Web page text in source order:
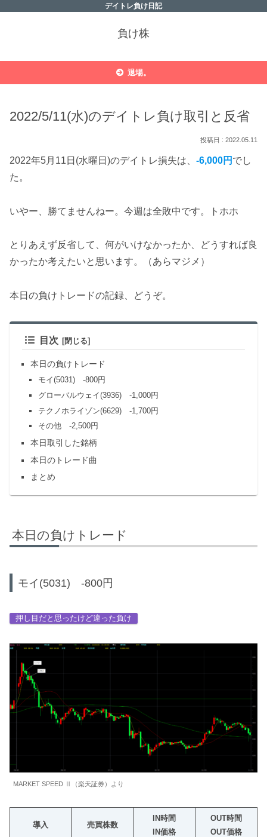
デイトレ負け日記
負け株
退場。
2022/5/11(水)のデイトレ負け取引と反省
2022.05.11
2022年5月11日(水曜日)のデイトレ損失は、 -6,000円 でし
た。
いやー、勝てませんねー。今週は全敗中です。トホホ
とりあえず反省して、何がいけなかったか、どうすれば良
かったか考えたいと思います。（あらマジメ）
本日の負けトレードの記録、どうぞ。
目次
本日の負けトレード
モイ(5031) -800円
グローバルウェイ(3936) -1,000円
テクノホライゾン(6629) -1,700円
その他 -2,500円
本日取引した銘柄
本日のトレード曲
まとめ
本日の負けトレード
モイ(5031) -800円
押し目だと思ったけど違った負け
MARKET SPEED Ⅱ（楽天証券）より
導入 売買株数
IN時間
IN価格
OUT時間
OUT価格